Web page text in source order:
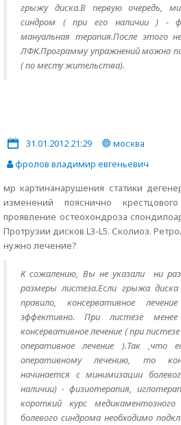
грыжу диска.В первую очередь,
синдром ( при его наличии ) -
мануальная терапия.После этого
ЛФК.Программу упражнений можно
( по месту жительства).
31.01.2012 21:29
москва
фролов владимир евгеньевич
мр картинанарушения статики
изменений пояснично
проявление остеохондроза
Протрузии дисков L3-L5. Сколиоз.
нужно лечение?
К сожалению, Вы не указали ни
размеры листеза.Если грыжа
правило, консервативное
эффективно. При листезе
консервативное лечение ( при
оперативное лечение ).Так ,что
оперативному лечению, то
начинается с минимизации
наличии) - физиотерапия,
короткий курс медикаментозного
болевого синдрома необходимо